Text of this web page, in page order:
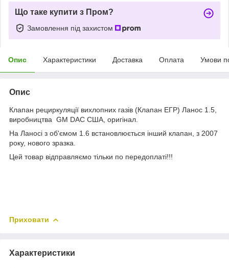
Що таке купити з Пром?
Замовлення під захистом
Опис Характеристики Доставка Оплата Умови
Опис
Клапан рециркуляції вихлопних газів (Клапан ЕГР) Ланос 1.5,
виробництва GM DAC США, оригінал.
На Ланосі з об'ємом 1.6 встановлюється інший клапан, з 2007
року, нового зразка.
Цей товар відправляємо тільки по передоплаті!!!
Приховати
Характеристики